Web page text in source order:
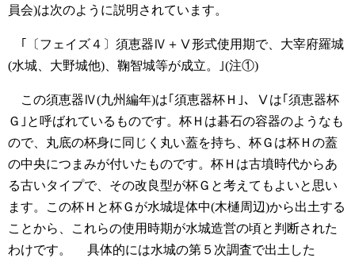
員会)は次のように説明されています。
｢〔フェイズ４〕須恵器Ⅳ＋Ⅴ形式使用期で、大宰府羅城
(水城、大野城他)、鞠智城等が成立。｣(注①)
この須恵器Ⅳ(九州編年)は｢須恵器杯Ｈ｣、Ⅴは｢須恵器杯
Ｇ｣と呼ばれているものです。杯Ｈは碁石の容器のようなも
ので、丸底の杯身に同じく丸い蓋を持ち、杯Ｇは杯Ｈの蓋
の中央につまみが付いたものです。杯Ｈは古墳時代からあ
る古いタイプで、その改良型が杯Ｇと考えてもよいと思い
ます。この杯Ｈと杯Ｇが水城堤体中(木樋周辺)から出土する
ことから、これらの使用時期が水城造営の頃と判断された
わけです。
具体的には水城の第５次調査で出土した